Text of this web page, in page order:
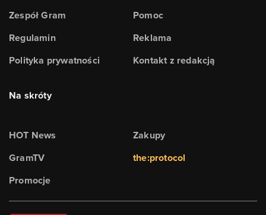
Zespół Gram
Regulamin
Polityka prywatności
Pomoc
Reklama
Kontakt z redakcją
Na skróty
HOT News
GramTV
Promocje
Zakupy
the:protocol